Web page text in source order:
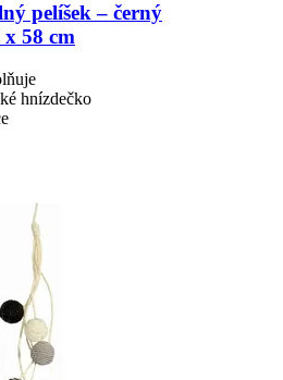
pelíšek – černý
58 cm
hnízdečko